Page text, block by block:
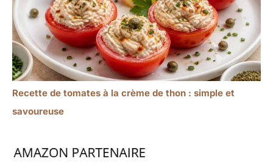
Recette de tomates à la crème de thon : simple et
savoureuse